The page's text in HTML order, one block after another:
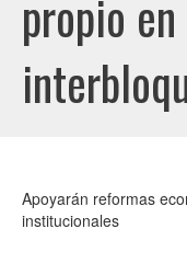
propio
Apoyarán reformas
institucionales